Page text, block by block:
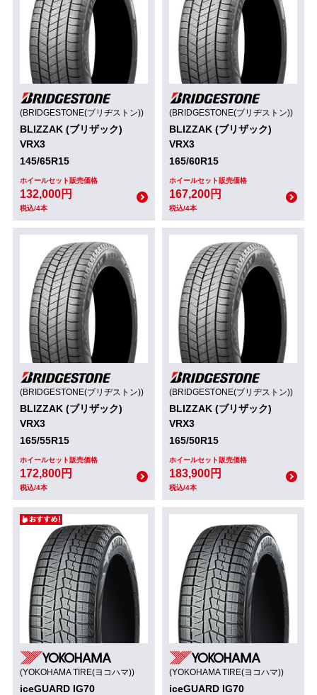
(BRIDGESTONE(ブリヂストン))
BLIZZAK (ブリザック)
VRX3
145/65R15
ホイールセット販売価格
132,000円
税込/4本
(BRIDGESTONE(ブリヂストン))
BLIZZAK (ブリザック)
VRX3
165/60R15
ホイールセット販売価格
167,200円
税込/4本
(BRIDGESTONE(ブリヂストン))
BLIZZAK (ブリザック)
VRX3
165/55R15
ホイールセット販売価格
172,800円
税込/4本
(BRIDGESTONE(ブリヂストン))
BLIZZAK (ブリザック)
VRX3
165/50R15
ホイールセット販売価格
183,900円
税込/4本
(YOKOHAMA TIRE(ヨコハマ))
iceGUARD IG70
(YOKOHAMA TIRE(ヨコハマ))
iceGUARD IG70